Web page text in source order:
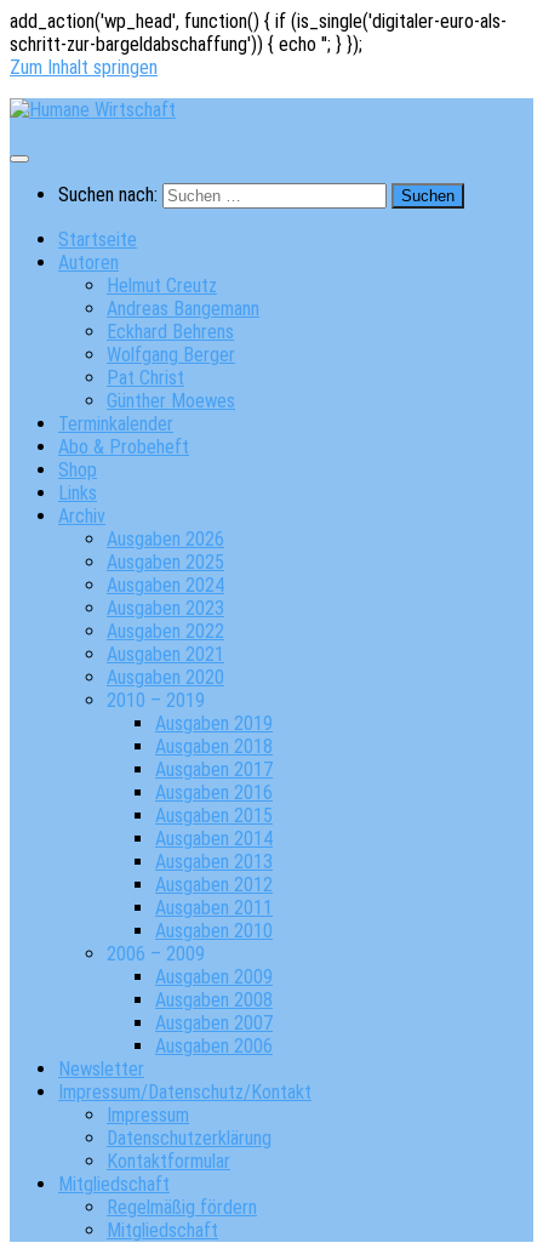
add_action('wp_head', function() { if (is_single('digitaler-euro-als-
schritt-zur-bargeldabschaffung')) { echo ''; } });
Zum Inhalt springen
Suchen nach:
Startseite
Autoren
Helmut Creutz
Andreas Bangemann
Eckhard Behrens
Wolfgang Berger
Pat Christ
Günther Moewes
Terminkalender
Abo & Probeheft
Shop
Links
Archiv
Ausgaben 2026
Ausgaben 2025
Ausgaben 2024
Ausgaben 2023
Ausgaben 2022
Ausgaben 2021
Ausgaben 2020
2010 – 2019
Ausgaben 2019
Ausgaben 2018
Ausgaben 2017
Ausgaben 2016
Ausgaben 2015
Ausgaben 2014
Ausgaben 2013
Ausgaben 2012
Ausgaben 2011
Ausgaben 2010
2006 – 2009
Ausgaben 2009
Ausgaben 2008
Ausgaben 2007
Ausgaben 2006
Newsletter
Impressum/Datenschutz/Kontakt
Impressum
Datenschutzerklärung
Kontaktformular
Mitgliedschaft
Regelmäßig fördern
Mitgliedschaft